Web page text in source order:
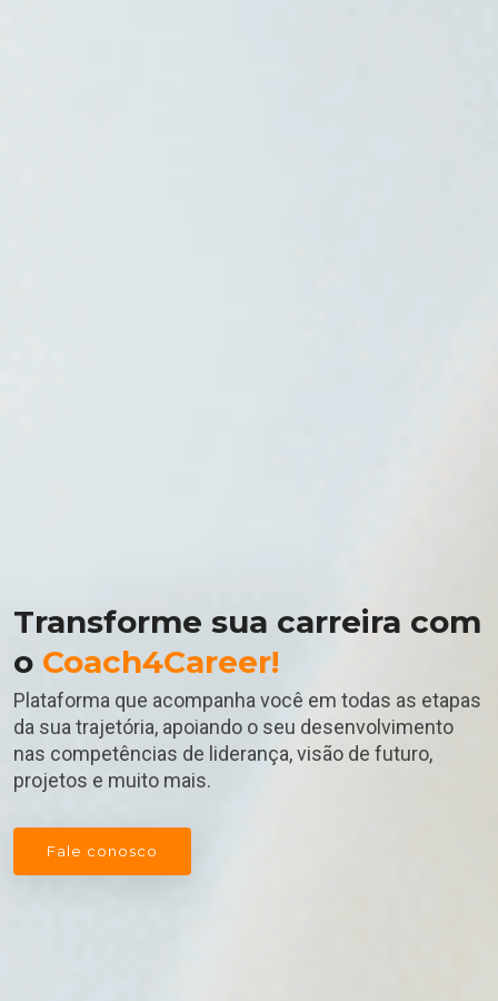
Transforme sua carreira com
o Coach4Career!
Plataforma que acompanha você em todas as etapas
da sua trajetória, apoiando o seu desenvolvimento
nas competências de liderança, visão de futuro,
projetos e muito mais.
Fale conosco